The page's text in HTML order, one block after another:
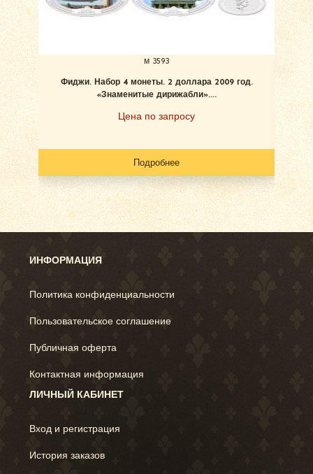
м 3593
Фиджи. Набор 4 монеты. 2 доллара 2009 год.
«Знаменитые дирижабли»....
Цена по запросу
Подробнее
ИНФОРМАЦИЯ
Политика конфиденциальности
Пользовательское соглашение
Публичная оферта
Контактная информация
ЛИЧНЫЙ КАБИНЕТ
Вход и регистрация
История заказов